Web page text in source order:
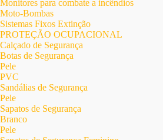
Monitores para combate a incêndios
Moto-Bombas
Sistemas Fixos Extinção
PROTEÇÃO OCUPACIONAL
Calçado de Segurança
Botas de Segurança
Pele
PVC
Sandálias de Segurança
Pele
Sapatos de Segurança
Branco
Pele